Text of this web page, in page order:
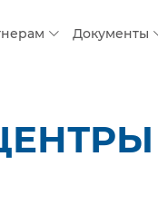
Документы